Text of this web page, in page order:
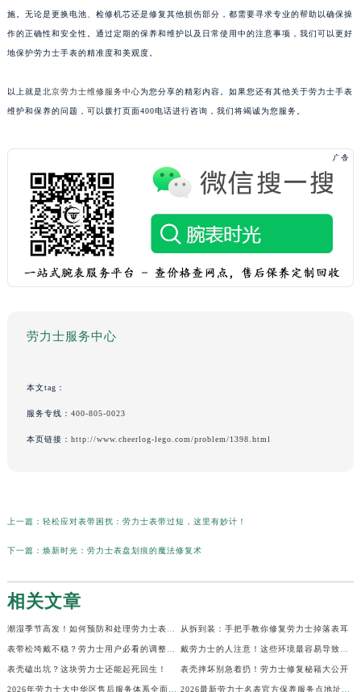
施。无论是更换电池、检修机芯还是修复其他损伤部分，都需要寻求专业的帮助以确保操
作的正确性和安全性。通过定期的保养和维护以及日常使用中的注意事项，我们可以更好
地保护劳力士手表的精准度和美观度。
以上就是北京劳力士维修服务中心为您分享的精彩内容。如果您还有其他关于劳力士手表
维护和保养的问题，可以拨打页面400电话进行咨询，我们将竭诚为您服务。
劳力士服务中心
本文tag：
服务专线： 400-805-0023
本页链接： http://www.cheerlog-lego.com/problem/1398.html
上一篇： 轻松应对表带困扰：劳力士表带过短，这里有妙计！
下一篇： 焕新时光：劳力士表盘划痕的魔法修复术
相关文章
潮湿季节高发！如何预防和处理劳力士表盘生锈？ 从拆到装：手把手教你修复劳力士掉落表耳
表带松垮戴不稳？劳力士用户必看的调整秘籍！ 戴劳力士的人注意！这些环境最容易导致生锈
表壳磕出坑？这块劳力士还能起死回生！ 表壳摔坏别急着扔！劳力士修复秘籍大公开
2026年劳力士大中华区售后服务体系全面升级公告（最新电话及地址） 2026最新劳力士名表官方保养服务点地址实地探访报告